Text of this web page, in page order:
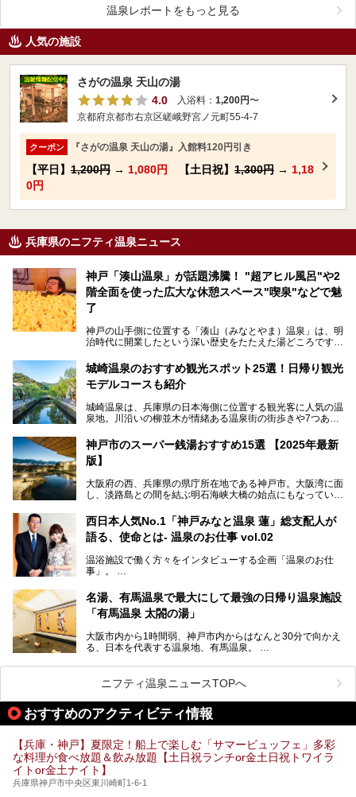
温泉レポートをもっと見る
人気の施設
さがの温泉 天山の湯
4.0
入浴料： 1,200円〜
京都府京都市右京区嵯峨野宮ノ元町55-4-7
クーポン 『さがの温泉 天山の湯』入館料120円引き
【平日】 1,200円 → 1,080円 【土日祝】 1,300円 → 1,18
0円
兵庫県のニフティ温泉ニュース
神戸「湊山温泉」が話題沸騰！ "超アヒル風呂"や2
階全面を使った広大な休憩スペース"喫泉"などで魅
了
神戸の山手側に位置する「湊山（みなとやま）温泉」は、明
治時代に開業したという深い歴史をたたえた湯どころです。
っぱいに浮かぶアヒルちゃん。さらに、ゆったりくつろげて
コワーキングも可能な休憩スペースも人気に。斬新な企画や
設備で人々をアッと驚かせる湊山温泉の魅力をリポートしま
城崎温泉のおすすめ観光スポット25選！日帰り観光
モデルコースも紹介
城崎温泉は、兵庫県の日本海側に位置する観光客に人気の温
泉地。川沿いの柳並木が情緒ある温泉街の街歩きや7つある
られています。鉄道の駅から温泉街が近く、歩いて回るのに
ちょうどよい規模で、日帰りでの訪問にもおすすめです。
の観光スポットをピックアップ。温泉やご当地グルメなどを
盛り込んだ日帰り観光モデルコースも紹介しているので、ぜ
神戸市のスーパー銭湯おすすめ15選 【2025年最新
版】
大阪府の西、兵庫県の県庁所在地である神戸市。大阪湾に面
し、淡路島との間を結ぶ明石海峡大橋の始点にもなっていま
華街をはじめ、きらびやかに発展したハーバーランドなど、
人気観光スポットもめじろ押しです。
そして、温泉好きの視点から見ると、神戸市といえば何とい
湯です。そのお湯をリーズナブルに体験できる健康ランドや
スーパー銭湯があったら……。今回はそんな希望に沿う施設
きます！
西日本人気No.1「神戸みなと温泉 蓮」総支配人が
語る、使命とは- 温泉のお仕事 vol.02
温浴施設で働く方々をインタビューする企画「温泉のお仕
事」。
ング西日本1位、2年連続「ベストオブ宿泊賞」に輝いた
「神戸みなと温泉 蓮」の魅力に迫りました！
名湯、有馬温泉で最大にして最強の日帰り温泉施設
「有馬温泉 太閤の湯」
大阪市内から1時間弱、神戸市内からはなんと30分で向かえ
る、日本を代表する温泉地、有馬温泉。
有名な「金泉」と「銀泉」に加え、人工のの炭酸泉まで楽し
める、ある意味「最強」ともいえる施設です。
今回は自慢のお湯をメインにその魅力の数々を紹介します！
ニフティ温泉ニュースTOPへ
おすすめのアクティビティ情報
【兵庫・神戸】夏限定！船上で楽しむ「サマービュッフェ」多彩
な料理が食べ放題＆飲み放題【土日祝ランチor金土日祝トワイラ
イトor金土ナイト】
兵庫県神戸市中央区東川崎町1-6-1